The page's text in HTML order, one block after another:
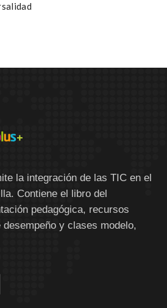
la integración de las TIC en el
Contiene el libro del
pedagógica, recursos
y clases modelo,